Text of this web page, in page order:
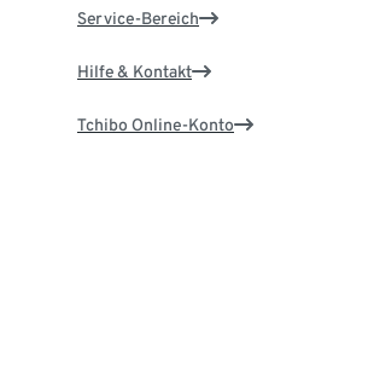
Service-Bereich
Hilfe & Kontakt
Tchibo Online-Konto